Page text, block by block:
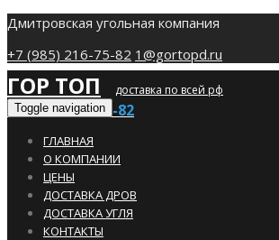
Дмитровская угольная компания
+7 (985) 216-75-82 1@gortopd.ru
ГОР ТОП доставка по всей рф
+7 (985) 216-75-82
Toggle navigation
ГЛАВНАЯ
О КОМПАНИИ
ЦЕНЫ
ДОСТАВКА ДРОВ
ДОСТАВКА УГЛЯ
КОНТАКТЫ